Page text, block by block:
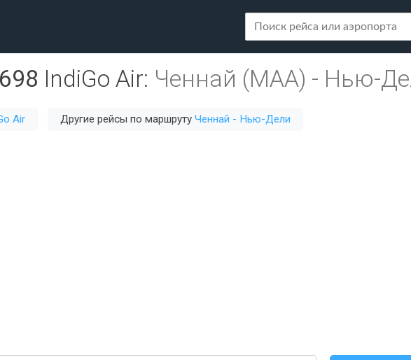
IndiGo Air: Ченнай (MAA) - Нью-
Air Другие рейсы по маршруту Ченнай - Нью-Дели